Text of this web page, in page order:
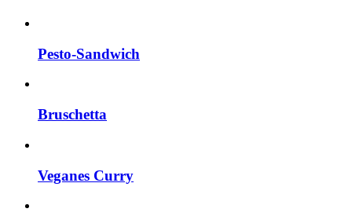
Pesto-Sandwich
Bruschetta
Veganes Curry